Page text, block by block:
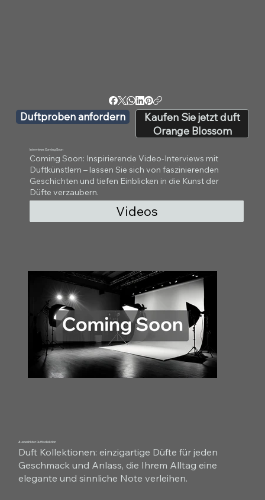
Duftproben anfordern
Kaufen Sie jetzt duft
Orange Blossom
Interviews Coming Soon
Coming Soon: Inspirierende Video-Interviews mit
Duftkünstlern – lassen Sie sich von faszinierenden
Geschichten und tiefen Einblicken in die Kunst der
Düfte verzaubern.
Videos
Auswahl der Duftkollektion
Duft Kollektionen: einzigartige Düfte für jeden
Geschmack und Anlass, die Ihrem Alltag eine
elegante und sinnliche Note verleihen.